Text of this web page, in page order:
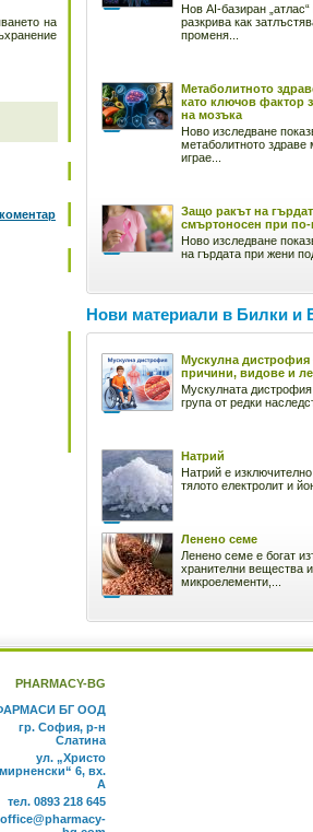
на
Нов AI-базиран „атлас“
разкрива как
променя...
Метаболитното
като ключов фактор
на мозъка
Ново изследване
метаболитното здраве
играе...
Защо ракът на
смъртоносен при
Ново изследване
на гърдата при жени
Нови материали в Билки и
Мускулна дистрофия
причини, видове и
Мускулната
група от редки
Натрий
Натрий е
тялото електролит и
Ленено семе
Ленено семе е богат
хранителни вещества и
микроелементи,...
PHARMACY-BG
БГ ООД
гр. София, р-н
Слатина
ул. „Христо
6, вх.
А
тел. 0893 218 645
office@pharmacy-